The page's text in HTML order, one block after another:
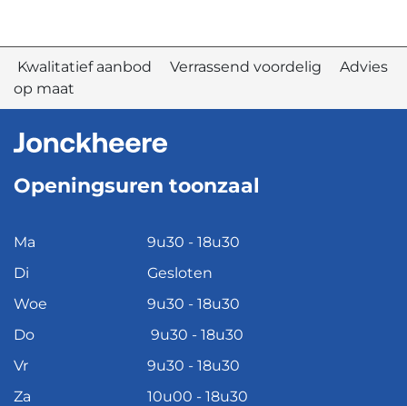
Kwalitatief aanbod Verrassend voordelig Advies
op maat
Openingsuren toonzaal
Ma
9u30 - 18u30
Di
Gesloten
Woe
9u30 - 18u30
Do
9u30 - 18u30
Vr
9u30 - 18u30
Za
10u00 - 18u30